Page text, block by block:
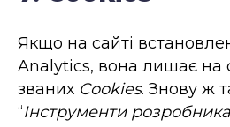
Якщо на сайті
Analytics, вона лишає на
званих Cookies. Знову ж
“Інструменти розробника